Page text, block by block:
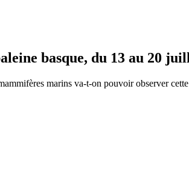
basque, du 13 au 20
marins va-t-on pouvoir observer